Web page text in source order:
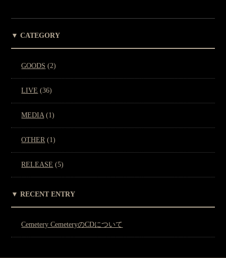
▼ CATEGORY
GOODS (2)
LIVE (36)
MEDIA(1)
OTHER (1)
RELEASE (5)
▼ RECENT ENTRY
Cemetery CemeteryのCDについて